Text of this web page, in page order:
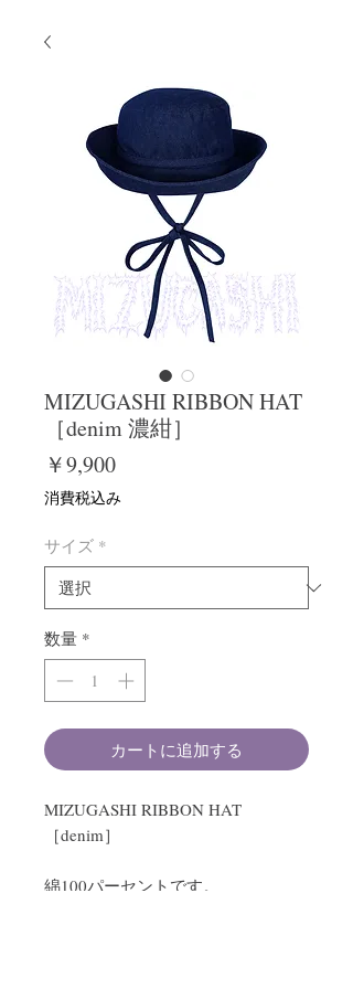
MIZUGASHI RIBBON HAT
［denim 濃紺］
￥9,900価
格
消費税込み
サイズ *
数量 *
カートに追加する
MIZUGASHI RIBBON HAT
［denim］
綿100パーセントです。